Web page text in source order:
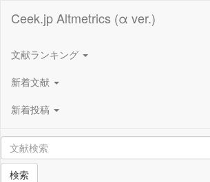
Ceek.jp Altmetrics (α ver.)
文献ランキング
新着文献
新着投稿
検索